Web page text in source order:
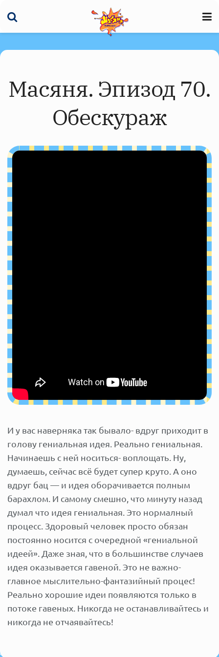
Масяня. Эпизод 70.
Обескураж
И у вас наверняка так бывало- вдруг приходит в
голову гениальная идея. Реально гениальная.
Начинаешь с ней носиться- воплощать. Ну,
думаешь, сейчас всё будет супер круто. А оно
вдруг бац — и идея оборачивается полным
барахлом. И самому смешно, что минуту назад
думал что идея гениальная. Это нормалный
процесс. Здоровый человек просто обязан
постоянно носится с очередной «гениальной
идеей». Даже зная, что в большинстве случаев
идея оказывается гавеной. Это не важно-
главное мыслительно-фантазийный процес!
Реально хорошие идеи появляются только в
потоке гавеных. Никогда не останавливайтесь и
никогда не отчаявайтесь!